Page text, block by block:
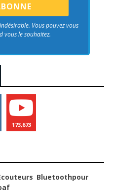
Vous pouvez vous
vous le souhaitez.
173,673
Bluetoothpour